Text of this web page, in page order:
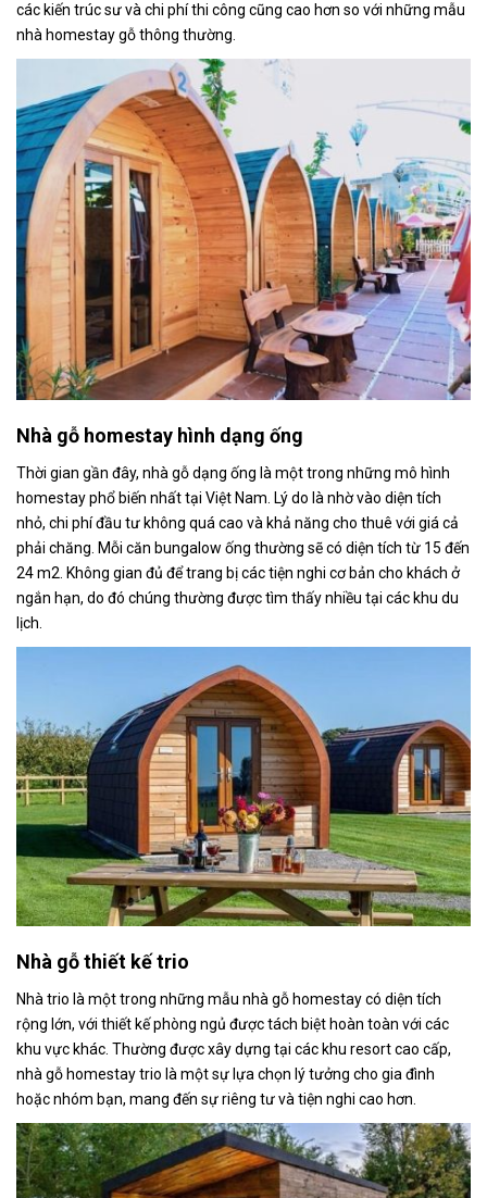
các kiến trúc sư và chi phí thi công cũng cao hơn so với những mẫu
nhà homestay gỗ thông thường.
Nhà gỗ homestay hình dạng ống
Thời gian gần đây, nhà gỗ dạng ống là một trong những mô hình
homestay phổ biến nhất tại Việt Nam. Lý do là nhờ vào diện tích
nhỏ, chi phí đầu tư không quá cao và khả năng cho thuê với giá cả
phải chăng. Mỗi căn bungalow ống thường sẽ có diện tích từ 15 đến
24 m2. Không gian đủ để trang bị các tiện nghi cơ bản cho khách ở
ngắn hạn, do đó chúng thường được tìm thấy nhiều tại các khu du
lịch.
Nhà gỗ thiết kế trio
Nhà trio là một trong những mẫu nhà gỗ homestay có diện tích
rộng lớn, với thiết kế phòng ngủ được tách biệt hoàn toàn với các
khu vực khác. Thường được xây dựng tại các khu resort cao cấp,
nhà gỗ homestay trio là một sự lựa chọn lý tưởng cho gia đình
hoặc nhóm bạn, mang đến sự riêng tư và tiện nghi cao hơn.